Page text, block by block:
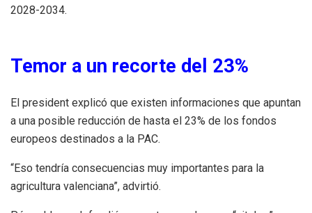
2028-2034.
Temor a un recorte del 23%
El president explicó que existen informaciones que apuntan
a una posible reducción de hasta el 23% de los fondos
europeos destinados a la PAC.
“Eso tendría consecuencias muy importantes para la
agricultura valenciana”, advirtió.